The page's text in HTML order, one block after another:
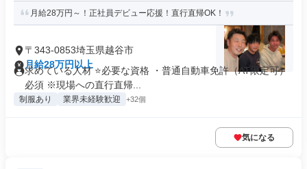
月給28万円～！正社員デビュー応援！直行直帰OK！
〒343-0853埼玉県越谷市
月給28万円以上
求めている人材 ⭐必要な資格 ・普通自動車免許（AT限定可）
必須 ※現場への直行直帰...
制服あり 業界未経験歓迎 +32個
気になる